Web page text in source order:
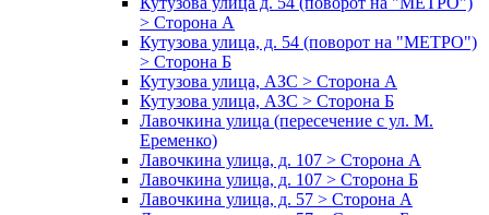
> Сторона А
Кутузова улица, д. 54 (поворот на "МЕТРО")
> Сторона Б
Кутузова улица, АЗС > Сторона А
Кутузова улица, АЗС > Сторона Б
Лавочкина улица (пересечение с ул. М.
Еременко)
Лавочкина улица, д. 107 > Сторона А
Лавочкина улица, д. 107 > Сторона Б
Лавочкина улица, д. 57 > Сторона А